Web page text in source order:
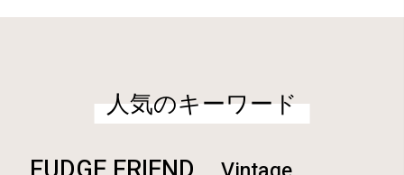
人気のキーワード